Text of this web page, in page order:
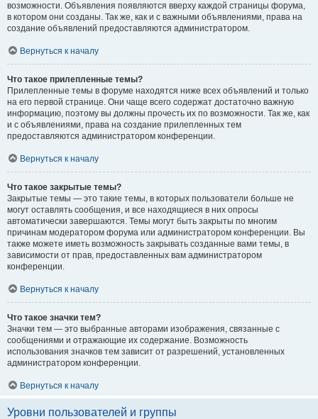
возможности. Объявления появляются вверху каждой страницы форума,
в котором они созданы. Так же, как и с важными объявлениями, права на
создание объявлений предоставляются администратором.
Вернуться к началу
Что такое прилепленные темы?
Прилепленные темы в форуме находятся ниже всех объявлений и только
на его первой странице. Они чаще всего содержат достаточно важную
информацию, поэтому вы должны прочесть их по возможности. Так же, как
и с объявлениями, права на создание прилепленных тем
предоставляются администратором конференции.
Вернуться к началу
Что такое закрытые темы?
Закрытые темы — это такие темы, в которых пользователи больше не
могут оставлять сообщения, и все находящиеся в них опросы
автоматически завершаются. Темы могут быть закрыты по многим
причинам модератором форума или администратором конференции. Вы
также можете иметь возможность закрывать созданные вами темы, в
зависимости от прав, предоставленных вам администратором
конференции.
Вернуться к началу
Что такое значки тем?
Значки тем — это выбранные авторами изображения, связанные с
сообщениями и отражающие их содержание. Возможность
использования значков тем зависит от разрешений, установленных
администратором конференции.
Вернуться к началу
Уровни пользователей и группы